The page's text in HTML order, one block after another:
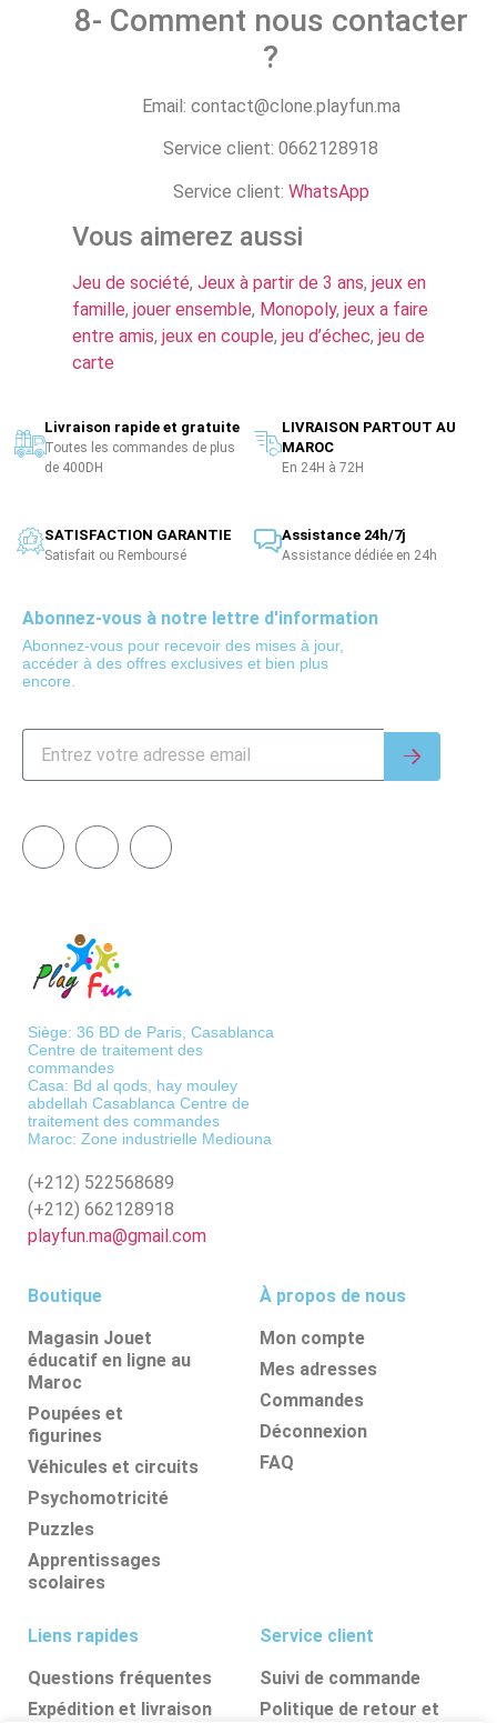
8- Comment nous contacter
?
Email: contact@clone.playfun.ma
Service client: 0662128918
Service client: WhatsApp
Vous aimerez aussi
Jeu de société, Jeux à partir de 3 ans, jeux en
famille, jouer ensemble, Monopoly, jeux a faire
entre amis, jeux en couple, jeu d’échec, jeu de
carte
Livraison rapide et gratuite
Toutes les commandes de plus
de 400DH
LIVRAISON PARTOUT AU
MAROC
En 24H à 72H
SATISFACTION GARANTIE
Satisfait ou Remboursé
Assistance 24h/7j
Assistance dédiée en 24h
Abonnez-vous à notre lettre d'information
Abonnez-vous pour recevoir des mises à jour,
accéder à des offres exclusives et bien plus
encore.
Siège: 36 BD de Paris, Casablanca
Centre de traitement des
commandes
Casa: Bd al qods, hay mouley
abdellah Casablanca Centre de
traitement des commandes
Maroc: Zone industrielle Mediouna
(+212) 522568689
(+212) 662128918
playfun.ma@gmail.com
Boutique
Magasin Jouet
éducatif en ligne au
Maroc
Poupées et
figurines
Véhicules et circuits
Psychomotricité
Puzzles
Apprentissages
scolaires
À propos de nous
Mon compte
Mes adresses
Commandes
Déconnexion
FAQ
Liens rapides
Questions fréquentes
Expédition et livraison
Service client
Suivi de commande
Politique de retour et